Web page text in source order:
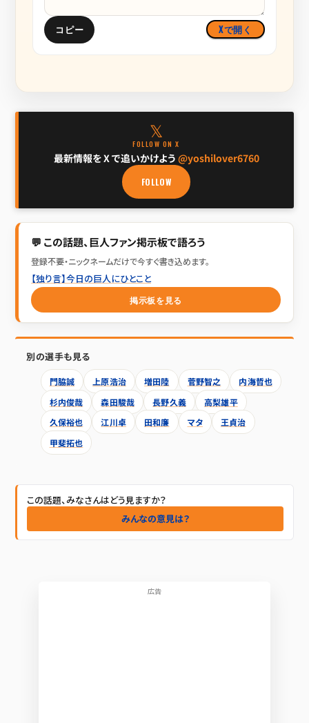
コピー Xで開く
𝕏
FOLLOW ON X
最新情報を X で追いかけよう @yoshilover6760
FOLLOW
💬 この話題、巨人ファン掲示板で語ろう
登録不要・ニックネームだけで今すぐ書き込めます。
【独り言】今日の巨人にひとこと
掲示板を見る
別の選手も見る
門脇誠 上原浩治 増田陸 菅野智之
内海哲也
杉内俊哉
森田駿哉 長野久義
高梨雄平
久保裕也
江川卓 田和廉 マタ
王貞治
甲斐拓也
この話題、みなさんはどう見ますか？
みんなの意見は？
広告